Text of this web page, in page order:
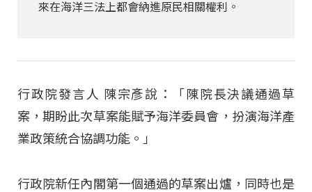
來在海洋三法上都會納進原民相關權利。
行政院發言人 陳宗彥說：「陳院長決議通過草
案，期盼此次草案能賦予海洋委員會，扮演海洋產
業政策統合協調功能。」
行政院新任內閣第一個通過的草案出爐，同時也是